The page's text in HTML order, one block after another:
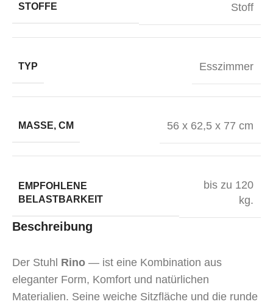
STOFFE
Stoff
TYP Esszimmer
MASSE, CM 56 x 62,5 x 77 cm
EMPFOHLENE
BELASTBARKEIT
bis zu 120
kg.
Beschreibung
Der Stuhl Rino — ist eine Kombination aus
eleganter Form, Komfort und natürlichen
Materialien. Seine weiche Sitzfläche und die runde